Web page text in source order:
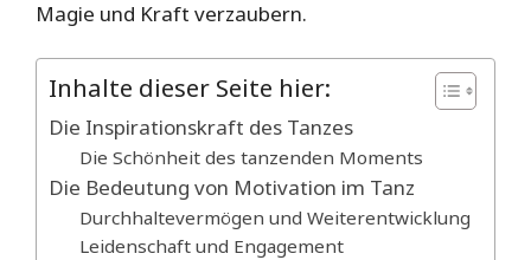
Magie und Kraft verzaubern.
Inhalte dieser Seite hier:
Die Inspirationskraft des Tanzes
Die Schönheit des tanzenden Moments
Die Bedeutung von Motivation im Tanz
Durchhaltevermögen und Weiterentwicklung
Leidenschaft und Engagement